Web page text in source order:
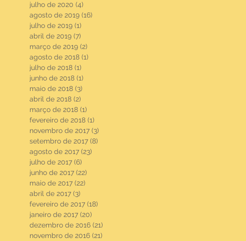
julho de 2020 (4)
agosto de 2019 (16)
julho de 2019 (1)
abril de 2019 (7)
março de 2019 (2)
agosto de 2018 (1)
julho de 2018 (1)
junho de 2018 (1)
maio de 2018 (3)
abril de 2018 (2)
março de 2018 (1)
fevereiro de 2018 (1)
novembro de 2017 (3)
setembro de 2017 (8)
agosto de 2017 (23)
julho de 2017 (6)
junho de 2017 (22)
maio de 2017 (22)
abril de 2017 (3)
fevereiro de 2017 (18)
janeiro de 2017 (20)
dezembro de 2016 (21)
novembro de 2016 (21)